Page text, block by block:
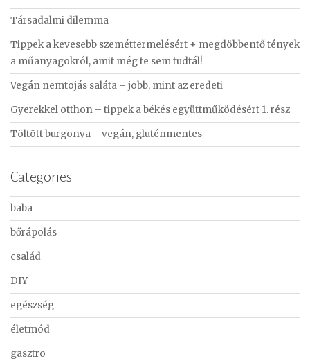
c
h
f
o
r
:
Társadalmi dilemma
Tippek a kevesebb szeméttermelésért + megdöbbentő tények
a műanyagokról, amit még te sem tudtál!
Vegán nemtojás saláta – jobb, mint az eredeti
Gyerekkel otthon – tippek a békés együttműködésért 1. rész
Töltött burgonya – vegán, gluténmentes
Categories
baba
bőrápolás
család
DIY
egészség
életmód
gasztro